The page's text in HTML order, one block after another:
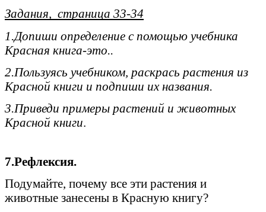
Задания, страница 33-34
1.Допиши определение с помощью учебника
Красная книга-это..
2.Пользуясь учебником, раскрась растения из
Красной книги и подпиши их названия.
3.Приведи примеры растений и животных
Красной книги.
7.Рефлексия.
Подумайте, почему все эти растения и
животные занесены в Красную книгу?